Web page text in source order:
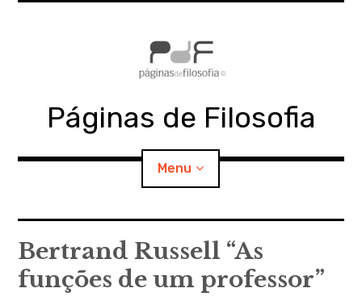
Páginas de Filosofia
Menu
SECÇÕES
Bertrand Russell “As
funções de um professor”